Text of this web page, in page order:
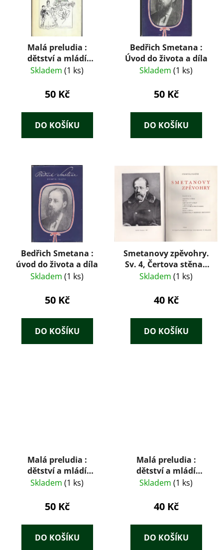
Malá preludia :
dětství a mládí
slavných skladatelů
Skladem (1 ks)
50 Kč
DO KOŠÍKU
Bedřich Smetana :
Úvod do života a díla
Skladem (1 ks)
50 Kč
DO KOŠÍKU
Bedřich Smetana :
úvod do života a díla
Skladem (1 ks)
50 Kč
DO KOŠÍKU
Smetanovy zpěvohry.
Sv. 4, Čertova stěna -
Viola - Smetanovy
gramofonové desce -
Literatura o Bedřichu
Smetanovi
Skladem (1 ks)
40 Kč
DO KOŠÍKU
Malá preludia :
dětství a mládí
slavných skladatelů.
Skladem (1 ks)
50 Kč
DO KOŠÍKU
Malá preludia :
dětství a mládí
slavných skladatelů.
Skladem (1 ks)
40 Kč
DO KOŠÍKU